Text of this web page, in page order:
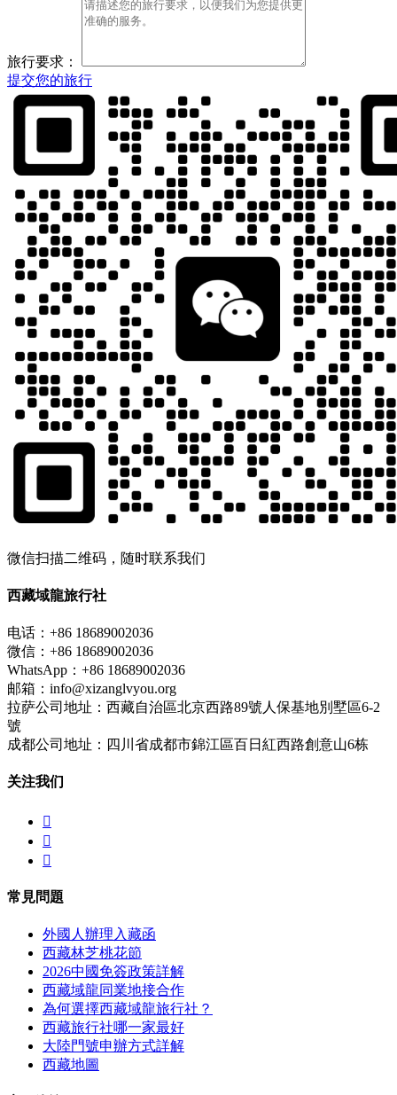
旅行要求：
提交您的旅行
微信扫描二维码，随时联系我们
西藏域龍旅行社
电话：+86 18689002036
微信：+86 18689002036
WhatsApp：+86 18689002036
邮箱：info@xizanglvyou.org
拉萨公司地址：西藏自治區北京西路89號人保基地別墅區6-2
號
成都公司地址：四川省成都市錦江區百日紅西路創意山6栋
关注我们



常見問題
外國人辦理入藏函
西藏林芝桃花節
2026中國免簽政策詳解
西藏域龍同業地接合作
為何選擇西藏域龍旅行社？
西藏旅行社哪一家最好
大陸門號申辦方式詳解
西藏地圖